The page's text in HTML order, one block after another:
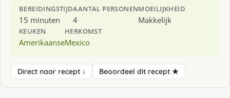
BEREIDINGSTIJD
15 minuten
AANTAL PERSONEN
4
MOEILIJKHEID
Makkelijk
KEUKEN
Amerikaanse
HERKOMST
Mexico
Direct naar recept ↓ Beoordeel dit recept ★